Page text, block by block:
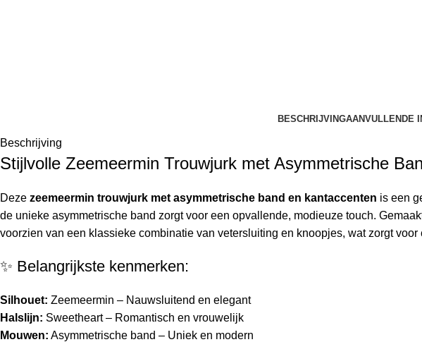
BESCHRIJVINGAANVULLENDE
Beschrijving
Stijlvolle Zeemeermin Trouwjurk met Asymmetrische
Deze zeemeermin trouwjurk met asymmetrische band en kantaccenten is een
de unieke asymmetrische band zorgt voor een opvallende, modieuze touch.
voorzien van een klassieke combinatie van vetersluiting en knoopjes, wat zorgt
✨ Belangrijkste kenmerken:
Silhouet: Zeemeermin – Nauwsluitend en elegant
Halslijn: Sweetheart – Romantisch en vrouwelijk
Mouwen: Asymmetrische band – Uniek en modern